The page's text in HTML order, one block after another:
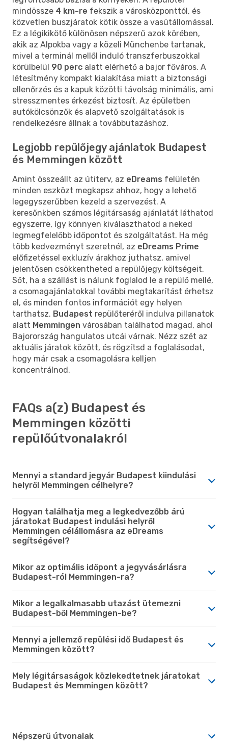
mindössze 4 km-re fekszik a városközponttól, és
közvetlen buszjáratok kötik össze a vasútállomással.
Ez a légikikötő különösen népszerű azok körében,
akik az Alpokba vagy a közeli Münchenbe tartanak,
mivel a terminál mellől induló transzferbuszokkal
körülbelül 90 perc alatt elérhető a bajor főváros. A
létesítmény kompakt kialakítása miatt a biztonsági
ellenőrzés és a kapuk közötti távolság minimális, ami
stresszmentes érkezést biztosít. Az épületben
autókölcsönzők és alapvető szolgáltatások is
rendelkezésre állnak a továbbutazáshoz.
Legjobb repülőjegy ajánlatok Budapest
és Memmingen között
Amint összeállt az útiterv, az eDreams felületén
minden eszközt megkapsz ahhoz, hogy a lehető
legegyszerűbben kezeld a szervezést. A
keresőnkben számos légitársaság ajánlatát láthatod
egyszerre, így könnyen kiválaszthatod a neked
legmegfelelőbb időpontot és szolgáltatást. Ha még
több kedvezményt szeretnél, az eDreams Prime
előfizetéssel exkluzív árakhoz juthatsz, amivel
jelentősen csökkentheted a repülőjegy költségeit.
Sőt, ha a szállást is nálunk foglalod le a repülő mellé,
a csomagajánlatokkal további megtakarítást érhetsz
el, és minden fontos információt egy helyen
tarthatsz. Budapest repülőteréről indulva pillanatok
alatt Memmingen városában találhatod magad, ahol
Bajorország hangulatos utcái várnak. Nézz szét az
aktuális járatok között, és rögzítsd a foglalásodat,
hogy már csak a csomagolásra kelljen
koncentrálnod.
FAQs a(z) Budapest és
Memmingen közötti
repülőútvonalakról
Mennyi a standard jegyár Budapest kiindulási
helyről Memmingen célhelyre?
Hogyan találhatja meg a legkedvezőbb árú
járatokat Budapest indulási helyről
Memmingen célállomásra az eDreams
segítségével?
Mikor az optimális időpont a jegyvásárlásra
Budapest-ról Memmingen-ra?
Mikor a legalkalmasabb utazást ütemezni
Budapest-ből Memmingen-be?
Mennyi a jellemző repülési idő Budapest és
Memmingen között?
Mely légitársaságok közlekedtetnek járatokat
Budapest és Memmingen között?
Népszerű útvonalak